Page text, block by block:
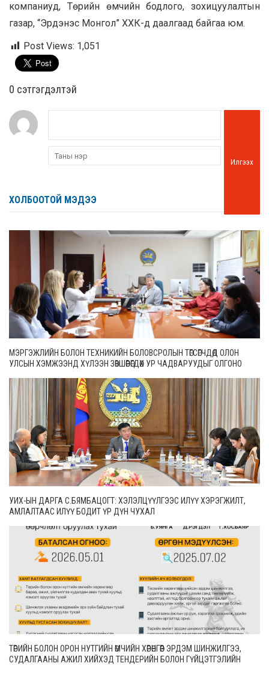
компаниуд, Төрийн өмчийн бодлого, зохицуулалтын
газар, “Эрдэнэс Монгол” ХХК-д даалгаад байгаа юм.
Post Views: 1,051
0 cэтгэгдэлтэй
Илгээх
ХОЛБООТОЙ МЭДЭЭ
МЭРГЭЖЛИЙН БОЛОН ТЕХНИКИЙН БОЛОВСРОЛЫН ТӨГСӨГЧДӨД ОЛОН
УЛСЫН ХЭМЖЭЭНД ХҮЛЭЭН ЗӨВШӨӨРӨГДӨХ УР ЧАДВАРУУДЫГ ОЛГОНО
УИХ-ЫН ДАРГА С.БЯМБАЦОГТ: ХЭЛЭЛЦҮҮЛГЭЭС ИЛҮҮ ХЭРЭГЖИЛТ,
АМЛАЛТААС ИЛҮҮ БОДИТ ҮР ДҮН ЧУХАЛ
ТӨРИЙН БОЛОН ОРОН НУТГИЙН ӨМЧИЙН ХӨРӨНГӨӨР ЭРДЭМ ШИНЖИЛГЭЭ,
СУДАЛГААНЫ АЖИЛ ХИЙХЭД ТЕНДЕРИЙН БОЛОН ГҮЙЦЭТГЭЛИЙН